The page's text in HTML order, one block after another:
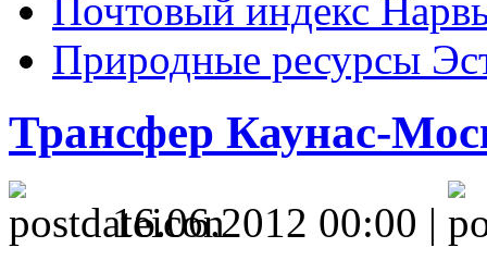
Почтовый индекс
Природные ресурсы
Трансфер Каунас-
16.06.2012 00:00 |